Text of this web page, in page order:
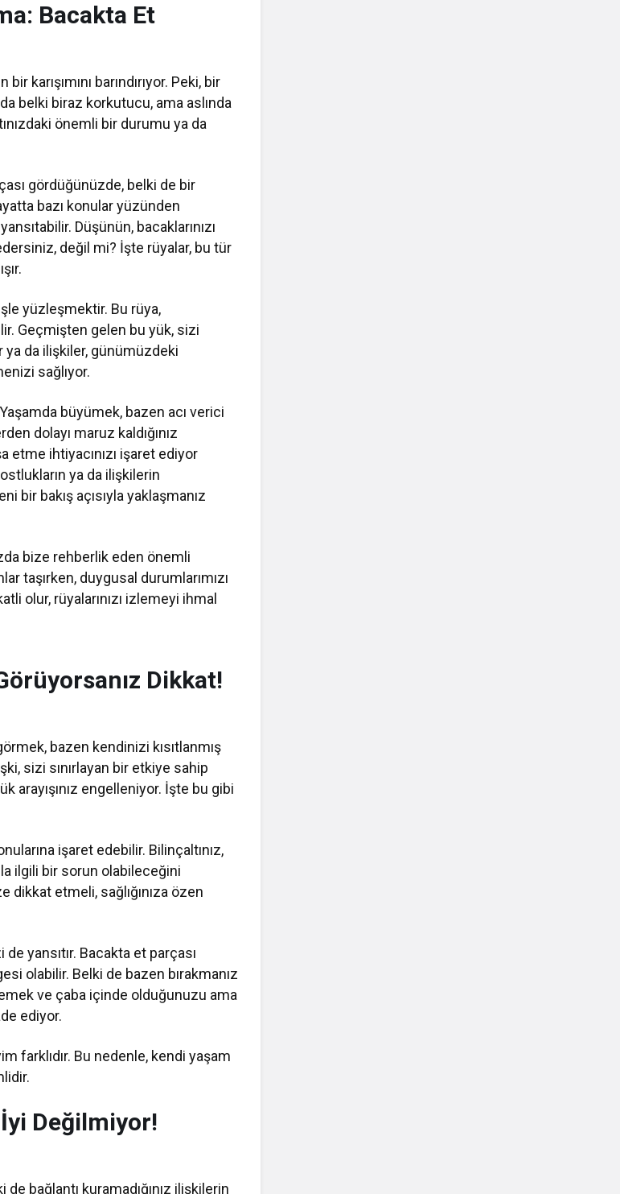
Bacakta Et
karışımını barındırıyor. Peki, bir
belki biraz korkutucu, ama aslında
önemli bir durumu ya da
gördüğünüzde, belki de bir
bazı konular yüzünden
Düşünün, bacaklarınızı
değil mi? İşte rüyalar, bu tür
yüzleşmektir. Bu rüya,
Geçmişten gelen bu yük, sizi
da ilişkiler, günümüzdeki
sağlıyor.
büyümek, bazen acı verici
dolayı maruz kaldığınız
etme ihtiyacınızı işaret ediyor
ya da ilişkilerin
bir bakış açısıyla yaklaşmanız
bize rehberlik eden önemli
taşırken, duygusal durumlarımızı
olur, rüyalarınızı izlemeyi ihmal
Dikkat!
bazen kendinizi kısıtlanmış
sizi sınırlayan bir etkiye sahip
arayışınız engelleniyor. İşte bu gibi
işaret edebilir. Bilinçaltınız,
ilgili bir sorun olabileceğini
dikkat etmeli, sağlığınıza özen
yansıtır. Bacakta et parçası
olabilir. Belki de bazen bırakmanız
ve çaba içinde olduğunuzu ama
ediyor.
farklıdır. Bu nedenle, kendi yaşam
Değilmiyor!
de bağlantı kuramadığınız ilişkilerin